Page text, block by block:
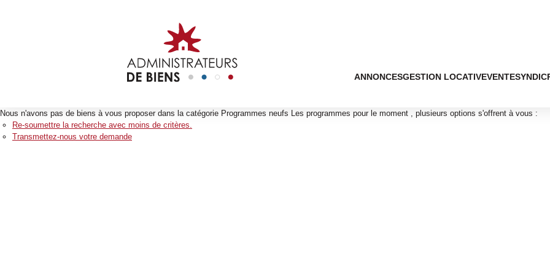
ANNONCESGESTION LOCATIVEVENTESYNDIC
Nous n'avons pas de biens à vous proposer dans la catégorie Programmes neufs Les programmes pour le moment , plusieurs options s'offrent à vous :
Re-soumettre la recherche avec moins de critères.
Transmettez-nous votre demande